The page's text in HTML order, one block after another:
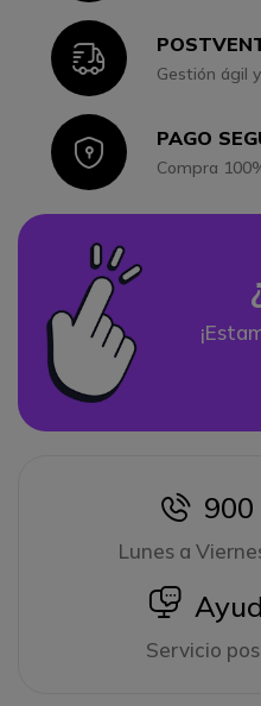
IconGestión ágil
IconPAGO
Compra
icon
900
Lunes a
icon
Servicio